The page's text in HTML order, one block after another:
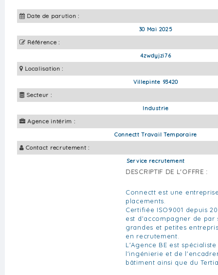
Date de parution :
30 Mai 2025
Référence :
4zwdyjzi76
Localisation :
Villepinte 93420
Secteur :
Industrie
Agence intérim :
Connectt Travail Temporaire
Contact recrutement :
Service recrutement
DESCRIPTIF DE L'OFFRE :
Connectt est une
placements.
Certifiée ISO9001 depuis
est d'accompagner de par
grandes et petites
en recrutement.
L'Agence BE est
l'ingénierie et de
bâtiment ainsi que du